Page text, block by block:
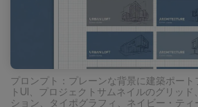
プロンプト：プレーンな背景に建築ポート
トUI、プロジェクトサムネイルのグリッ
ション、タイポグラフィ、ネイビー・ティ